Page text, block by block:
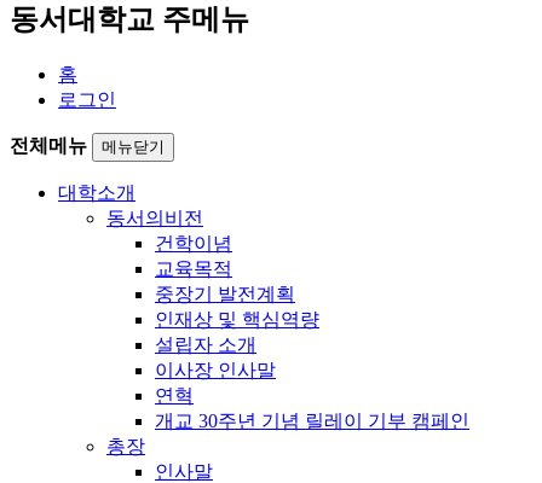
동서대학교 주메뉴
홈
로그인
전체메뉴 메뉴닫기
대학소개
동서의비전
건학이념
교육목적
중장기 발전계획
인재상 및 핵심역량
설립자 소개
이사장 인사말
연혁
개교 30주년 기념 릴레이 기부 캠페인
총장
인사말